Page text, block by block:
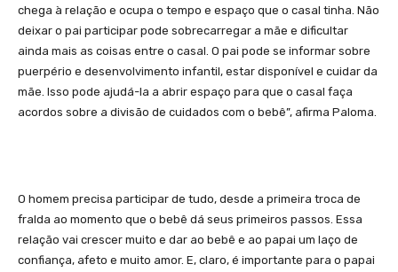
chega à relação e ocupa o tempo e espaço que o casal tinha. Não
deixar o pai participar pode sobrecarregar a mãe e dificultar
ainda mais as coisas entre o casal. O pai pode se informar sobre
puerpério e desenvolvimento infantil, estar disponível e cuidar da
mãe. Isso pode ajudá-la a abrir espaço para que o casal faça
acordos sobre a divisão de cuidados com o bebê”, afirma Paloma.
O homem precisa participar de tudo, desde a primeira troca de
fralda ao momento que o bebê dá seus primeiros passos. Essa
relação vai crescer muito e dar ao bebê e ao papai um laço de
confiança, afeto e muito amor. E, claro, é importante para o papai